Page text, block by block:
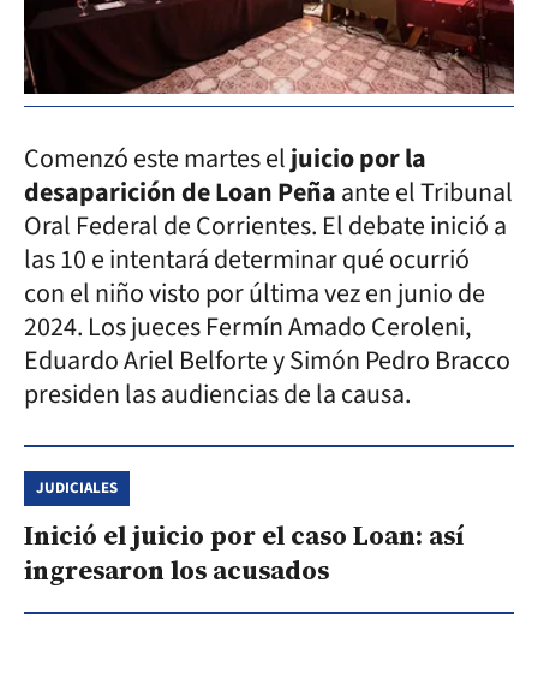
Comenzó este martes eljuicio por la
desaparición de Loan Peñaante el Tribunal
Oral Federal de Corrientes. El debate inició a
las 10 e intentará determinar qué ocurrió
con el niño visto por última vez en junio de
2024. Los jueces Fermín Amado Ceroleni,
Eduardo Ariel Belforte y Simón Pedro Bracco
presiden las audiencias de la causa.
JUDICIALES
Inició el juicio por el caso Loan: así
ingresaron los acusados